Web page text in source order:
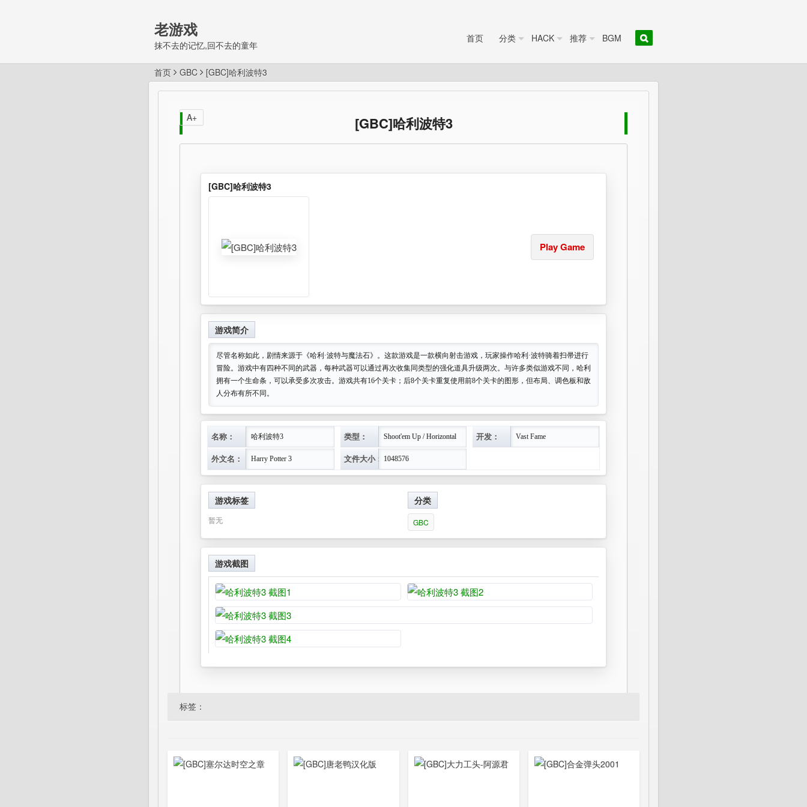
老游戏
抹不去的记忆,回不去的童年
首页 分类 HACK 推荐 BGM
首页 GBC [GBC]哈利波特3
[GBC]哈利波特3
[GBC]哈利波特3
Play Game
游戏简介
尽管名称如此，剧情来源于《哈利·波特与魔法石》。这款游戏是一款横向射击游戏，玩家操作哈利·波特骑着扫帚进行
冒险。游戏中有四种不同的武器，每种武器可以通过再次收集同类型的强化道具升级两次。与许多类似游戏不同，哈利
拥有一个生命条，可以承受多次攻击。游戏共有16个关卡；后8个关卡重复使用前8个关卡的图形，但布局、调色板和敌
人分布有所不同。
名称： 哈利波特3 类型： Shoot'em Up / Horizontal 开发： Vast Fame
外文名： Harry Potter 3 文件大小： 1048576
游戏标签
暂无
分类
GBC
游戏截图
A+
标签：